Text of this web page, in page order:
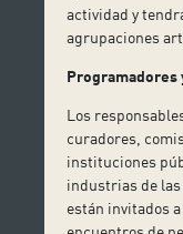
actividad y
agrupaciones
Los
curadores,
instituciones
industrias de
están invitados